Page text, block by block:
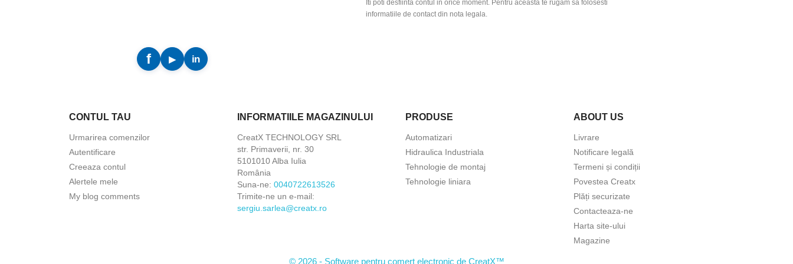
Iti poti desfiinta contul in orice moment. Pentru aceasta te rugam sa folosesti
informatiile de contact din nota legala.
CONTUL TAU
Urmarirea comenzilor
Autentificare
Creeaza contul
Alertele mele
My blog comments
INFORMATIILE MAGAZINULUI
CreatX TECHNOLOGY SRL
str. Primaverii, nr. 30
5101010 Alba Iulia
România
Suna-ne: 0040722613526
Trimite-ne un e-mail:
sergiu.sarlea@creatx.ro
PRODUSE
Automatizari
Hidraulica Industriala
Tehnologie de montaj
Tehnologie liniara
ABOUT US
Livrare
Notificare legală
Termeni și condiții
Povestea Creatx
Plăți securizate
Contacteaza-ne
Harta site-ului
Magazine
© 2026 - Software pentru comert electronic de CreatX™